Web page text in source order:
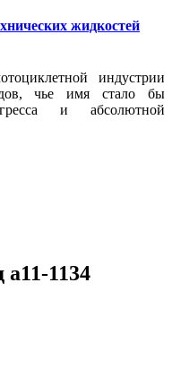
жидкостей
индустрии
чье имя стало бы
и абсолютной
a11-1134